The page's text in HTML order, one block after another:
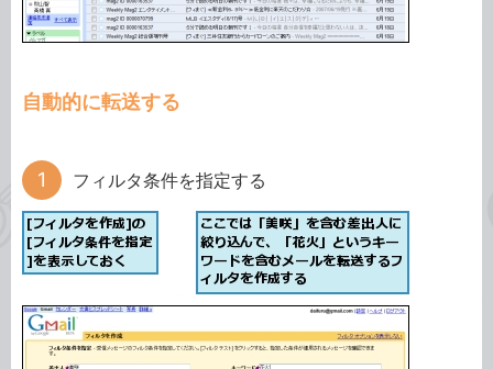
自動的に転送する
フィルタ条件を指定する